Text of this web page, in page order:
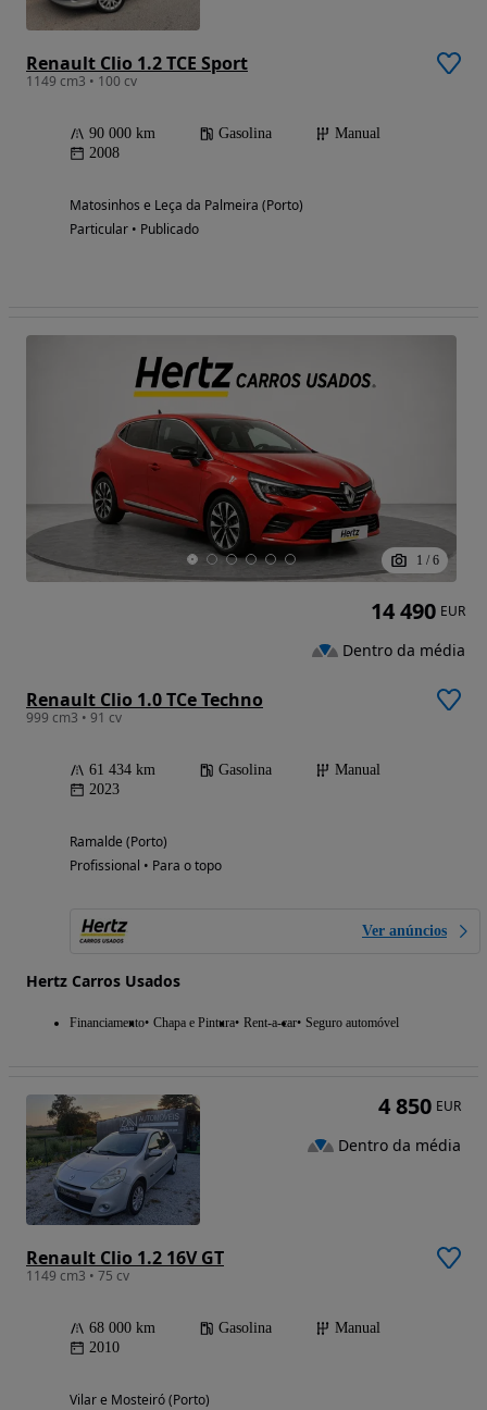
Renault Clio 1.2 TCE Sport
1149 cm3 • 100 cv
90 000 km Gasolina
Manual
2008
Matosinhos e Leça da Palmeira (Porto)
Particular • Publicado
1 / 6
Renault Clio 1.0 TCe Techno
999 cm3 • 91 cv
61 434 km Gasolina
Manual
2023
Ramalde (Porto)
Profissional • Para o topo
Ver anúncios
Hertz Carros Usados
Financiamento Chapa e Pintura Rent-a-car Seguro automóvel
14 490 EUR
Dentro da média
Renault Clio 1.2 16V GT
1149 cm3 • 75 cv
68 000 km Gasolina
Manual
2010
Vilar e Mosteiró (Porto)
4 850 EUR
Dentro da média